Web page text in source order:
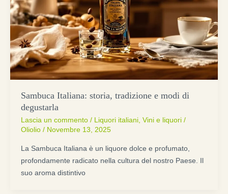
Sambuca Italiana: storia, tradizione e modi di
degustarla
Lascia un commento / Liquori italiani, Vini e liquori/
Oliolio / Novembre 13, 2025
La Sambuca Italiana è un liquore dolce e profumato,
profondamente radicato nella cultura del nostro Paese. Il
suo aroma distintivo